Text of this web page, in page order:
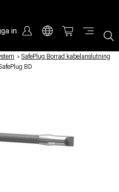
in
/ SafePlug Borrad kabelanslutning
BD